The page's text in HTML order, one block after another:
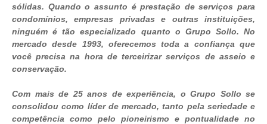
sólidas. Quando o assunto é prestação de serviços para
condomínios, empresas privadas e outras instituições,
ninguém é tão especializado quanto o Grupo Sollo. No
mercado desde 1993, oferecemos toda a confiança que
você precisa na hora de terceirizar serviços de asseio e
conservação.
Com mais de 25 anos de experiência, o Grupo Sollo se
consolidou como líder de mercado, tanto pela seriedade e
competência como pelo pioneirismo e pontualidade no